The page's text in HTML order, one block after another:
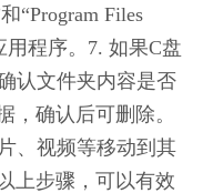
“Program Files
程序。7. 如果C盘
认文件夹内容是否
，确认后可删除。
、视频等移动到其
上步骤，可以有效